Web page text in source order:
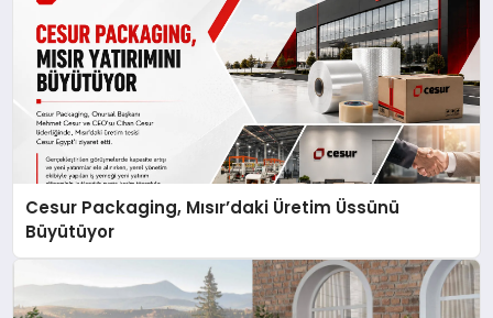
Cesur Packaging, Mısır’daki Üretim Üssünü
Büyütüyor